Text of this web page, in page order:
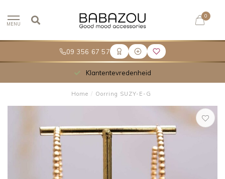
09 356 67 57
MENU
0
Klantentevredenheid
Home / Oorring SUZY-E-G